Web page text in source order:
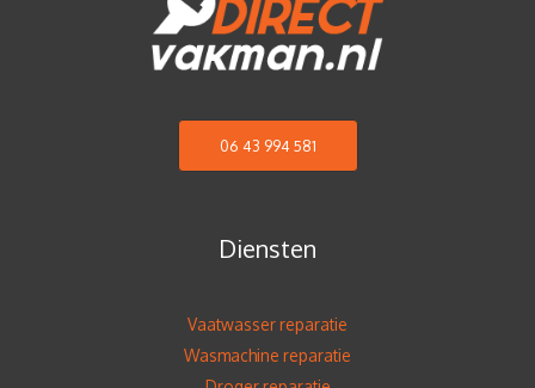
06 43 994 581
Diensten
Vaatwasser reparatie
Wasmachine reparatie